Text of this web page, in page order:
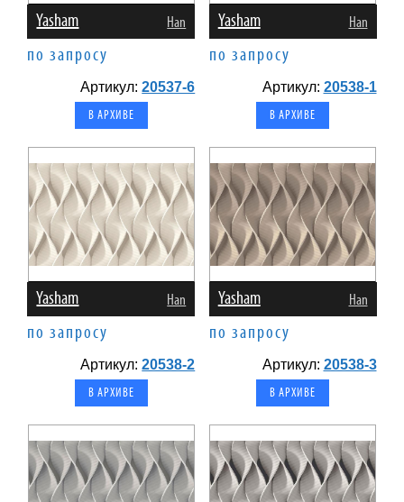
Yasham Han
по запросу
Артикул:20537-6
В АРХИВЕ
Yasham Han
по запросу
Артикул: 20538-1
В АРХИВЕ
Yasham Han
по запросу
Артикул:20538-2
В АРХИВЕ
Yasham Han
по запросу
Артикул: 20538-3
В АРХИВЕ